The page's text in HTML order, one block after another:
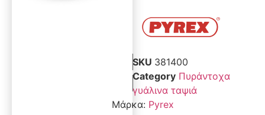
SKU 381400
Category Πυράντοχα
γυάλινα ταψιά
Μάρκα: Pyrex